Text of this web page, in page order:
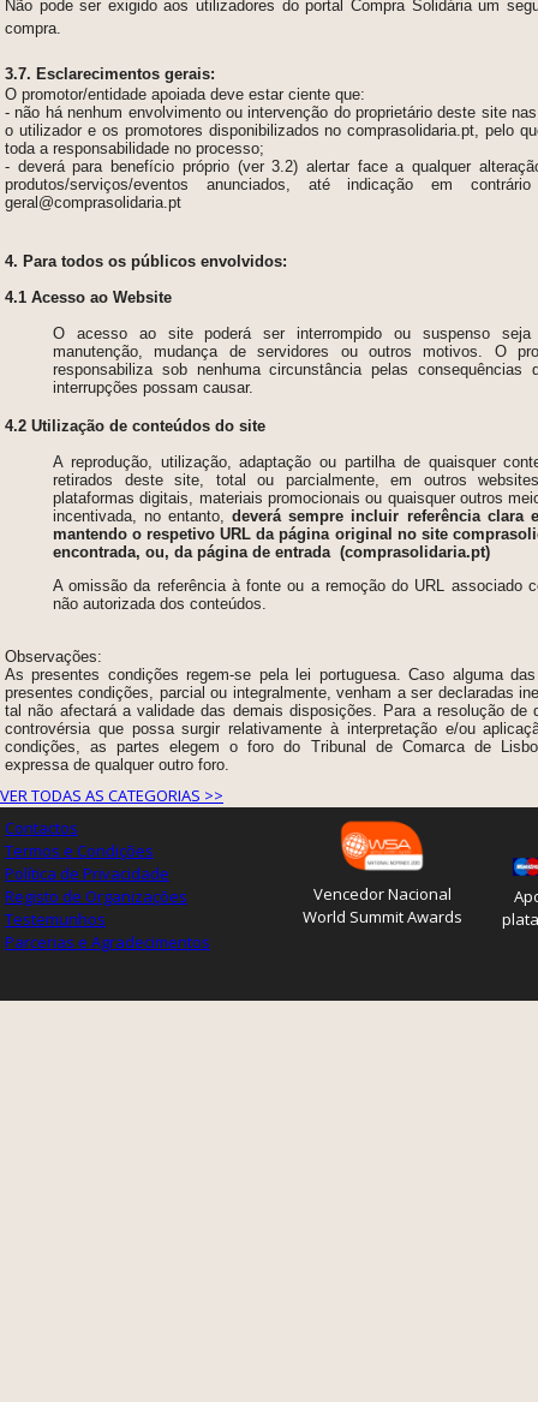
Não pode ser exigido aos utilizadores do portal Compra Solidária um
compra.
3.7. Esclarecimentos gerais:
O promotor/entidade apoiada deve estar ciente que:
- não há nenhum envolvimento ou intervenção do proprietário deste site
o utilizador e os promotores disponibilizados no comprasolidaria.pt, pelo
toda a responsabilidade no processo;
- deverá para benefício próprio (ver 3.2) alertar face a qualquer
produtos/serviços/eventos anunciados, até indicação em
geral@comprasolidaria.pt
4. Para todos os públicos envolvidos:
4.1 Acesso ao Website
O acesso ao site poderá ser interrompido ou suspenso
manutenção, mudança de servidores ou outros motivos. O
responsabiliza sob nenhuma circunstância pelas consequências
interrupções possam causar.
4.2 Utilização de conteúdos do site
A reprodução, utilização, adaptação ou partilha de quaisquer
retirados deste site, total ou parcialmente, em outros
plataformas digitais, materiais promocionais ou quaisquer outros
incentivada, no entanto,deverá sempre incluir referência clara
mantendo o respetivo URL da página original no site
encontrada, ou, da página de entrada (comprasolidaria.pt)
A omissão da referência à fonte ou a remoção do URL associado
não autorizada dos conteúdos.
Observações:
As presentes condições regem-se pela lei portuguesa. Caso alguma
presentes condições, parcial ou integralmente, venham a ser declaradas
tal não afectará a validade das demais disposições. Para a resolução de
controvérsia que possa surgir relativamente à interpretação e/ou
condições, as partes elegem o foro do Tribunal de Comarca de
expressa de qualquer outro foro.
VER TODAS AS CATEGORIAS >>
Contactos
Termos e Condições
Política de Privacidade
Registo de Organizações
Testemunhos
Parcerias e Agradecimentos
Vencedor Nacional
World Summit Awards